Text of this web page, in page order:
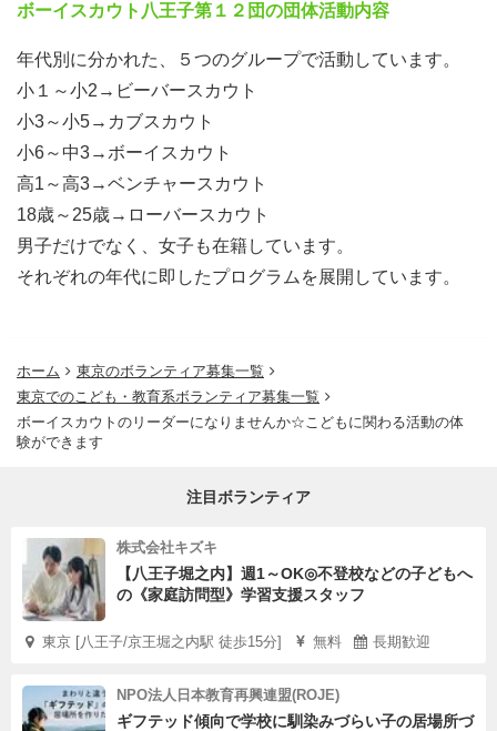
ボーイスカウト八王子第１２団の団体活動内容
年代別に分かれた、５つのグループで活動しています。
小１～小2→ビーバースカウト
小3～小5→カブスカウト
小6～中3→ボーイスカウト
高1～高3→ベンチャースカウト
18歳～25歳→ローバースカウト
男子だけでなく、女子も在籍しています。
それぞれの年代に即したプログラムを展開しています。
ホーム
東京のボランティア募集一覧
東京でのこども・教育系ボランティア募集一覧
ボーイスカウトのリーダーになりませんか☆こどもに関わる活動の体
験ができます
注目ボランティア
株式会社キズキ
【八王子堀之内】週1～OK◎不登校などの子どもへ
の《家庭訪問型》学習支援スタッフ
東京 [八王子/京王堀之内駅 徒歩15分] 無料 長期歓迎
NPO法人日本教育再興連盟(ROJE)
ギフテッド傾向で学校に馴染みづらい子の居場所づ